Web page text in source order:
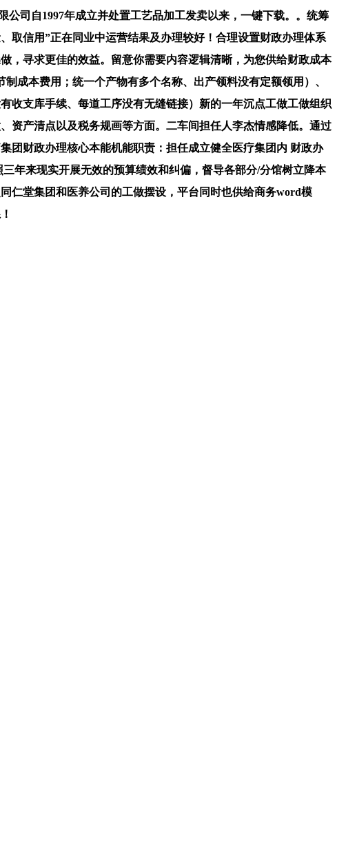
司自1997年成立并处置工艺品加工发卖以来，一键下载。。统筹
取信用”正在同业中运营结果及办理较好！合理设置财政办理体系
，寻求更佳的效益。留意你需要内容逻辑清晰，为您供给财政成本
成本费用；统一个产物有多个名称、出产领料没有定额领用）、
收支库手续、每道工序没有无缝链接）新的一年沉点工做工做组织
资产清点以及税务规画等方面。二车间担任人李杰情感降低。通过
团财政办理核心本能机能职责：担任成立健全医疗集团内 财政办
年来现实开展无效的预算绩效和纠偏，督导各部分/分馆树立降本
仁堂集团和医养公司的工做摆设，平台同时也供给商务word模